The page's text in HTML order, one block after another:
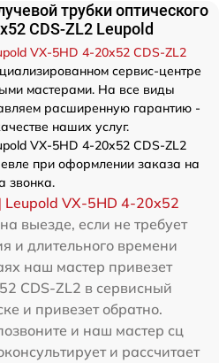
трубки оптического
CDS-ZL2 Leupold
VX-5HD 4-20x52 CDS-ZL2
сервис-центре
мастерами. На все виды
расширенную гарантию -
наших услуг.
VX-5HD 4-20x52 CDS-ZL2
при оформлении заказа на
звонка.
Leupold VX-5HD 4-20x52
выезде, если не требует
и длительного времени
наш мастер привезет
CDS-ZL2 в сервисный
и привезет обратно.
и наш мастер сц
и рассчитает